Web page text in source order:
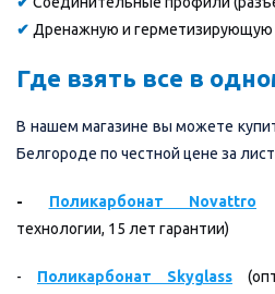
✔ Дренажную и герметизирующую
Где взять все в
В нашем магазине вы можете
Белгороде по честной цене за
- Поликарбонат Novattro
технологии, 15 лет гарантии)
- Поликарбонат Skyglass